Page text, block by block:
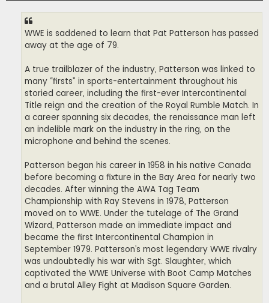
WWE is saddened to learn that Pat Patterson has passed
away at the age of 79.
A true trailblazer of the industry, Patterson was linked to
many “firsts” in sports-entertainment throughout his
storied career, including the first-ever Intercontinental
Title reign and the creation of the Royal Rumble Match. In
a career spanning six decades, the renaissance man left
an indelible mark on the industry in the ring, on the
microphone and behind the scenes.
Patterson began his career in 1958 in his native Canada
before becoming a fixture in the Bay Area for nearly two
decades. After winning the AWA Tag Team
Championship with Ray Stevens in 1978, Patterson
moved on to WWE. Under the tutelage of The Grand
Wizard, Patterson made an immediate impact and
became the first Intercontinental Champion in
September 1979. Patterson’s most legendary WWE rivalry
was undoubtedly his war with Sgt. Slaughter, which
captivated the WWE Universe with Boot Camp Matches
and a brutal Alley Fight at Madison Square Garden.